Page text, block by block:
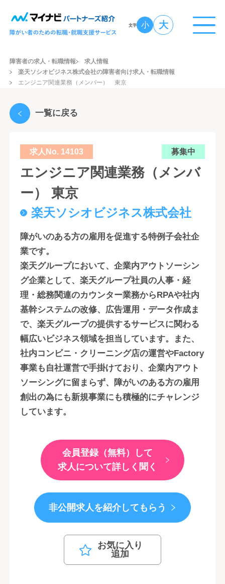
文字 小 大
障害者の求人・転職情報
求人情報
楽天ソシオビジネス株式会社の障害者向け求人・転職情報
エンジニア関連業務（メンバー） 東京
一覧に戻る
求人No. 14103 募集中
エンジニア関連業務（メンバ
ー） 東京
楽天ソシオビジネス株式会社
障がいのある方の雇用を促進する特例子会社企
業です。
楽天グループにおいて、企業内アウトソーシン
グ企業として、楽天グループ社員の人事・経
理・総務関連のカウンター業務からRPAや社内
基幹システムの改修、広告運用・データ作成ま
で、楽天グループの提供するサービスに関わる
幅広いビジネス領域を担当しています。また、
社内コンビニ・クリーニング店の運営やFactory
事業も自社運営で手掛けており、企業内アウト
ソーシングに留まらず、障がいのある方の雇用
創出の為にも新規事業にも積極的にチャレンジ
しています。
会員登録（無料）して
求人について詳しく聞く
非公開求人を紹介してもらう
お気に入り
追加